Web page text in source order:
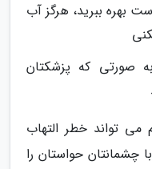
بهره ببرید، هرگز آب
صورتی که پزشکتان
می تواند خطر التهاب
چشمانتان حواستان را